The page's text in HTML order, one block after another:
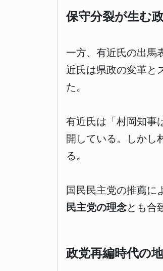
保守分裂が生む
一方、有近氏の出馬
近氏は県政の変革と
た。
有近氏は「村岡知事
開している。しかし
る。
国民民主党の推薦に
民主党の理念とも合
政党再編時代の